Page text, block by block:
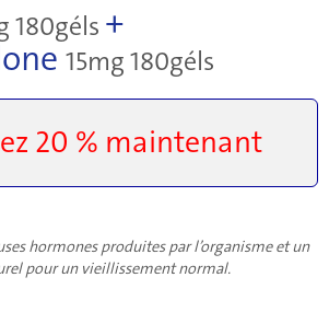
180géls +
15mg 180géls
20 % maintenant
hormones produites par l’organisme et un
pour un vieillissement normal.